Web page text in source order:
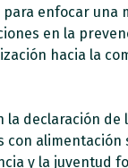
para enfocar
en la
hacia la
la declaración
y la juventud